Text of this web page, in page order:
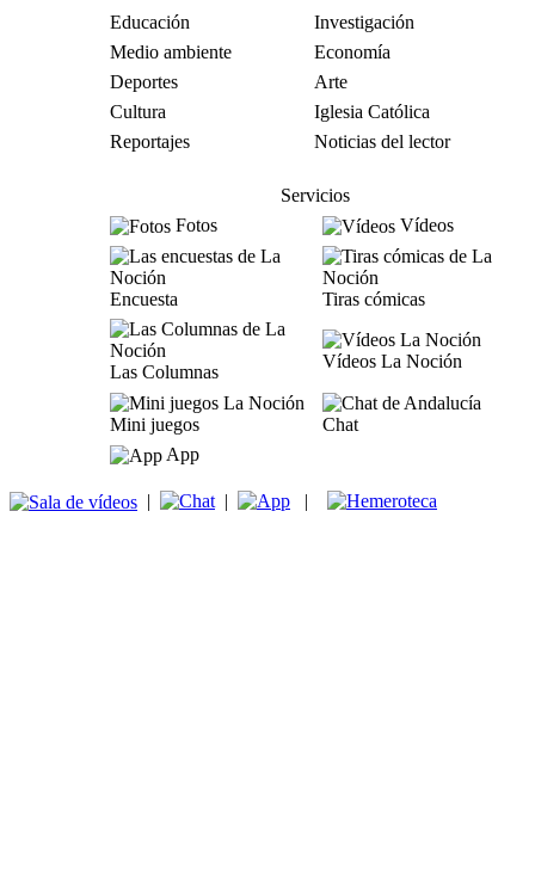
Educación
Investigación
Medio ambiente
Economía
Deportes
Arte
Cultura
Iglesia Católica
Reportajes
Noticias del lector
Servicios
Fotos
Vídeos
Encuesta Tiras cómicas
Las Columnas
Vídeos La Noción
Mini juegos
Chat
App
| | |